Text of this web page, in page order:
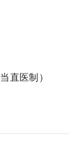
直医制）